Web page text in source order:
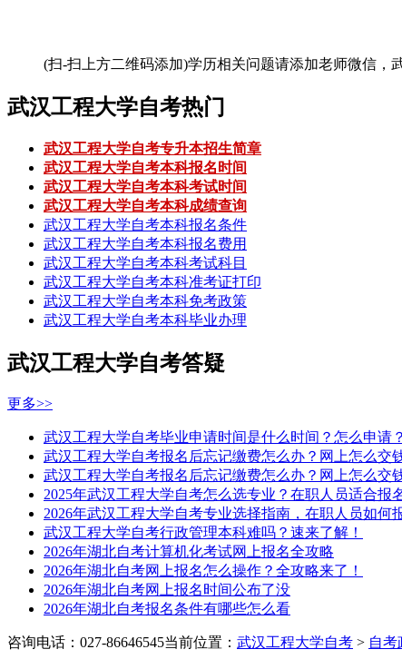
(扫-扫上方二维码添加)学历相关问题请添加老师微信，
武汉工程大学自考热门
武汉工程大学自考专升本招生简章
武汉工程大学自考本科报名时间
武汉工程大学自考本科考试时间
武汉工程大学自考本科成绩查询
武汉工程大学自考本科报名条件
武汉工程大学自考本科报名费用
武汉工程大学自考本科考试科目
武汉工程大学自考本科准考证打印
武汉工程大学自考本科免考政策
武汉工程大学自考本科毕业办理
武汉工程大学自考答疑
更多>>
武汉工程大学自考毕业申请时间是什么时间？怎么申请？
武汉工程大学自考报名后忘记缴费怎么办？网上怎么交
武汉工程大学自考报名后忘记缴费怎么办？网上怎么交
2025年武汉工程大学自考怎么选专业？在职人员适合报
2026年武汉工程大学自考专业选择指南，在职人员如何
武汉工程大学自考行政管理本科难吗？速来了解！
2026年湖北自考计算机化考试网上报名全攻略
2026年湖北自考网上报名怎么操作？全攻略来了！
2026年湖北自考网上报名时间公布了没
2026年湖北自考报名条件有哪些怎么看
咨询电话：027-86646545当前位置： 武汉工程大学自考 > 自考